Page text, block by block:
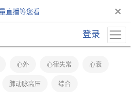
直播等您看 ×
登录
心外 心律失常 心衰
肺动脉高压 综合